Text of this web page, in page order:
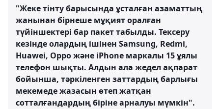
"Жеке тінту барысында ұсталған азаматтың
жанынан бірнеше мұқият оралған
түйіншектері бар пакет табылды. Тексеру
кезінде олардың ішінен Samsung, Redmi,
Huawei, Oppo және iPhone маркалы 15 ұялы
телефон шықты. Алдын ала жедел ақпарат
бойынша, тәркіленген заттардың барлығы
мекемеде жазасын өтеп жатқан
сотталғандардың біріне арналуы мүмкін".